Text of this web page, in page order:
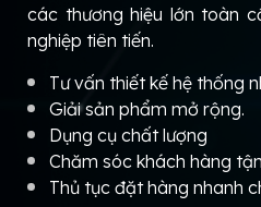
các thương hiệu lớn toàn
nghiệp tiên tiến.
Tư vấn thiết kế hệ thống
Giải sản phẩm mở rộng.
Dụng cụ chất lượng
Chăm sóc khách hàng
Thủ tục đặt hàng nhanh